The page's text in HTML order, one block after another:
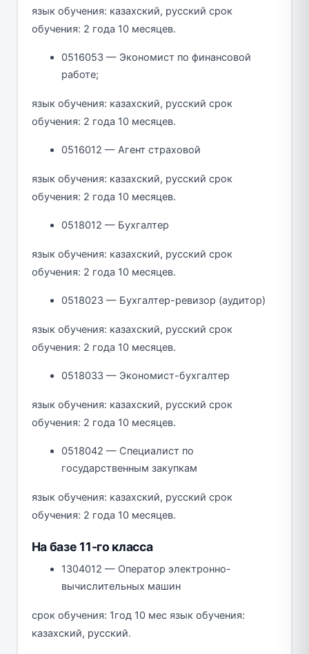
язык обучения: казахский, русский срок
обучения: 2 года 10 месяцев.
0516053 — Экономист по финансовой
работе;
язык обучения: казахский, русский срок
обучения: 2 года 10 месяцев.
0516012 — Агент страховой
язык обучения: казахский, русский срок
обучения: 2 года 10 месяцев.
0518012 — Бухгалтер
язык обучения: казахский, русский срок
обучения: 2 года 10 месяцев.
0518023 — Бухгалтер-ревизор (аудитор)
язык обучения: казахский, русский срок
обучения: 2 года 10 месяцев.
0518033 — Экономист-бухгалтер
язык обучения: казахский, русский срок
обучения: 2 года 10 месяцев.
0518042 — Специалист по
государственным закупкам
язык обучения: казахский, русский срок
обучения: 2 года 10 месяцев.
На базе 11-го класса
1304012 — Оператор электронно-
вычислительных машин
срок обучения: 1год 10 мес язык обучения:
казахский, русский.